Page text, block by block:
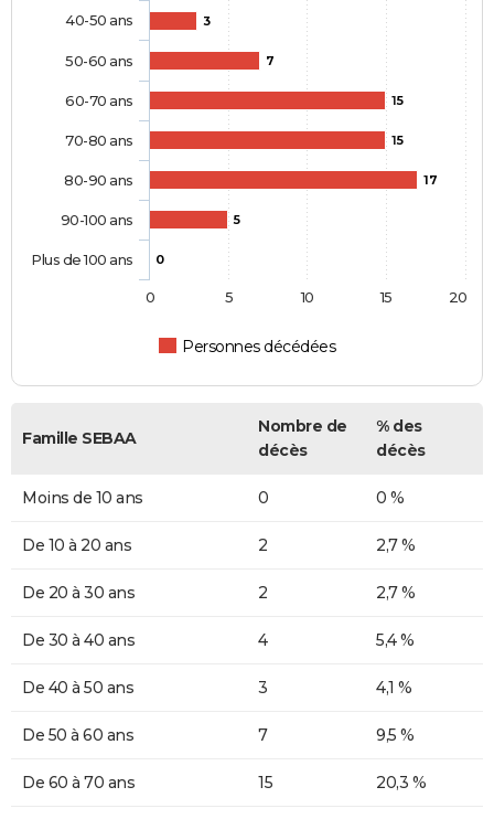
3
7
15
15
17
5
0
Personnes décédées
40-50 ans
50-60 ans
60-70 ans
70-80 ans
80-90 ans
90-100 ans
Plus de 100 ans
0 5 10 15 20
Famille SEBAA
Nombre de
décès
% des
décès
Moins de 10 ans 0 0 %
De 10 à 20 ans 2 2,7 %
De 20 à 30 ans 2 2,7 %
De 30 à 40 ans 4 5,4 %
De 40 à 50 ans 3 4,1 %
De 50 à 60 ans 7 9,5 %
De 60 à 70 ans 15 20,3 %